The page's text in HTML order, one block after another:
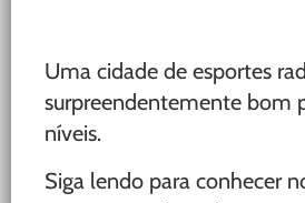
Uma cidade de esportes
surpreendentemente bom
níveis.
Siga lendo para conhecer